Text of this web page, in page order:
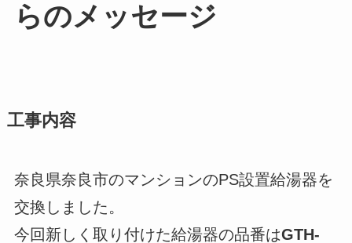
らのメッセージ
工事内容
奈良県奈良市のマンションのPS設置給湯器を
交換しました。
今回新しく取り付けた給湯器の品番はGTH-